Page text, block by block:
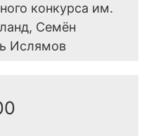
конкурса им.
Семён
Ислямов